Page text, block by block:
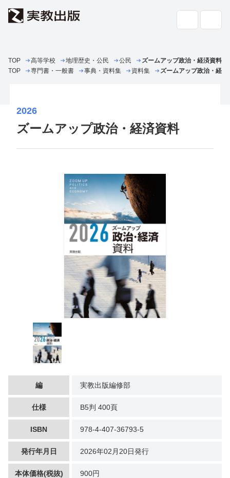
検索
高校教科書・ 副教材
採用情報
個人情報・特定個人情報の取り扱い
教科書採択の公正確保に関する基本方針
TOP 高等学校 地理歴史・公民 公民
ズームアップ政治・経済資料
TOP
専門書・一般書 事典・資料集 資料集 ズームアップ政治・経済
2026
ズームアップ政治・経済資料
編 実教出版編修部
仕様 B5判 400頁
ISBN 978-4-407-36793-5
発行年月日 2026年02月20日発行
本体価格(税抜) 900円